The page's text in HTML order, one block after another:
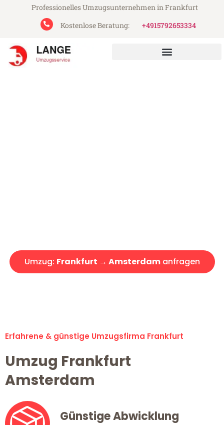
Professionelles Umzugsunternehmen in Frankfurt
Kostenlose Beratung:
+4915792653334
Umzug: Frankfurt → Amsterdamanfragen
Erfahrene & günstige Umzugsfirma Frankfurt
Umzug Frankfurt
Amsterdam
Günstige Abwicklung